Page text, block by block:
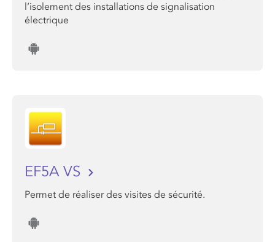
l’isolement des installations de signalisation
électrique
EF5A VS
Permet de réaliser des visites de sécurité.